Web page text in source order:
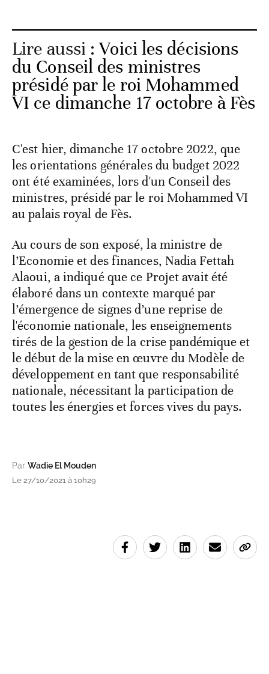
Lire aussi :Voici les décisions
du Conseil des ministres
présidé par le roi Mohammed
VI ce dimanche 17 octobre à Fès
C'est hier, dimanche 17 octobre 2022, que
les orientations générales du budget 2022
ont été examinées, lors d'un Conseil des
ministres, présidé par le roi Mohammed VI
au palais royal de Fès.
Au cours de son exposé, la ministre de
l’Economie et des finances, Nadia Fettah
Alaoui, a indiqué que ce Projet avait été
élaboré dans un contexte marqué par
l’émergence de signes d’une reprise de
l'économie nationale, les enseignements
tirés de la gestion de la crise pandémique et
le début de la mise en œuvre du Modèle de
développement en tant que responsabilité
nationale, nécessitant la participation de
toutes les énergies et forces vives du pays.
Par Wadie El Mouden
Le 27/10/2021 à 10h29